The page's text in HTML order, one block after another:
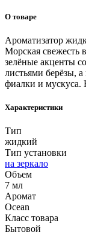
О товаре
Ароматизатор
Морская свежесть
зелёные акценты
листьями берёзы,
фиалки и мускуса.
Характеристики
Тип
жидкий
Тип установки
на зеркало
Объем
7 мл
Аромат
Ocean
Класс товара
Бытовой